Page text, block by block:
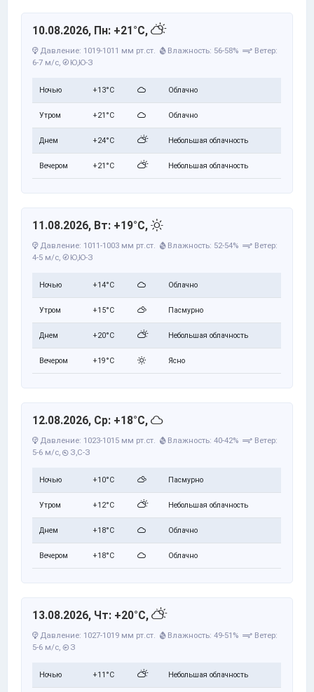
10.08.2026, Пн: +21°C,
Давление: 1019-1011 мм рт.ст. Влажность: 56-58%
Ветер:
6-7 м/с, Ю,Ю-З
Ночью +13°C Облачно
Утром +21°C Облачно
Днем +24°C Небольшая облачность
Вечером +21°C Небольшая облачность
11.08.2026, Вт: +19°C,
Давление: 1011-1003 мм рт.ст. Влажность: 52-54%
Ветер:
4-5 м/с, Ю,Ю-З
Ночью +14°C Облачно
Утром +15°C Пасмурно
Днем +20°C Небольшая облачность
Вечером +19°C Ясно
12.08.2026, Ср: +18°C,
Давление: 1023-1015 мм рт.ст. Влажность: 40-42%
Ветер:
5-6 м/с, З,С-З
Ночью +10°C Пасмурно
Утром +12°C Небольшая облачность
Днем +18°C Облачно
Вечером +18°C Облачно
13.08.2026, Чт: +20°C,
Давление: 1027-1019 мм рт.ст. Влажность: 49-51%
Ветер:
5-6 м/с, З
Ночью +11°C Небольшая облачность